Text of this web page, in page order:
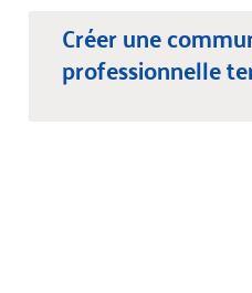
Créer une
professionnelle